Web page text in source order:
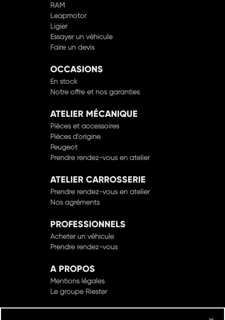
RAM
Leapmotor
Ligier
Essayer un véhicule
Faire un devis
OCCASIONS
En stock
Notre offre et nos garanties
ATELIER MÉCANIQUE
Pièces et accessoires
Pièces d'origine
Peugeot
Prendre rendez-vous en atelier
ATELIER CARROSSERIE
Prendre rendez-vous en atelier
Nos agréments
PROFESSIONNELS
Acheter un véhicule
Prendre rendez-vous
A PROPOS
Mentions légales
Le groupe Riester